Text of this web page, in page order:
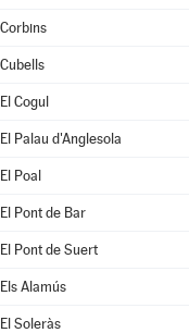
Corbins
Cubells
El Cogul
El Palau d'Anglesola
El Poal
El Pont de Bar
El Pont de Suert
Els Alamús
El Soleràs